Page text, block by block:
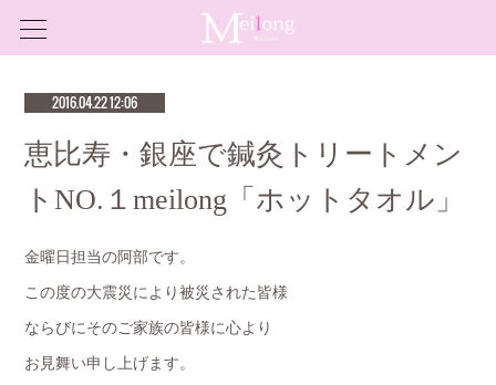
2016.04.22 12:06
恵比寿・銀座で鍼灸トリートメン
トNO.１meilong「ホットタオル」
金曜日担当の阿部です。
この度の大震災により被災された皆様
ならびにそのご家族の皆様に心より
お見舞い申し上げます。